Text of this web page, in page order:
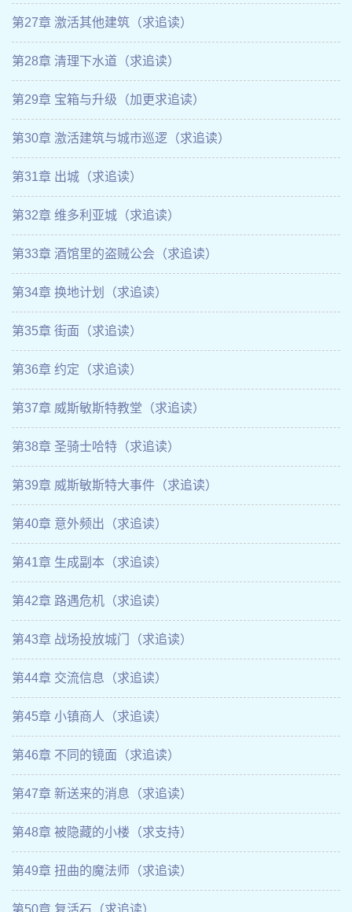
第27章 激活其他建筑（求追读）
第28章 清理下水道（求追读）
第29章 宝箱与升级（加更求追读）
第30章 激活建筑与城市巡逻（求追读）
第31章 出城（求追读）
第32章 维多利亚城（求追读）
第33章 酒馆里的盗贼公会（求追读）
第34章 换地计划（求追读）
第35章 街面（求追读）
第36章 约定（求追读）
第37章 威斯敏斯特教堂（求追读）
第38章 圣骑士哈特（求追读）
第39章 威斯敏斯特大事件（求追读）
第40章 意外频出（求追读）
第41章 生成副本（求追读）
第42章 路遇危机（求追读）
第43章 战场投放城门（求追读）
第44章 交流信息（求追读）
第45章 小镇商人（求追读）
第46章 不同的镜面（求追读）
第47章 新送来的消息（求追读）
第48章 被隐藏的小楼（求支持）
第49章 扭曲的魔法师（求追读）
第50章 复活石（求追读）